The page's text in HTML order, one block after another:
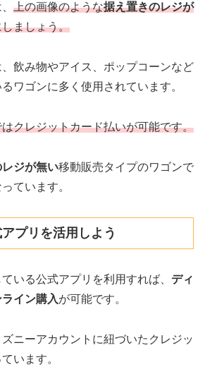
上の画像のような据え置きのレジが
ましょう。
飲み物やアイス、ポップコーンなど
ワゴンに多く使用されています。
クレジットカード払いが可能です。
ジが無い移動販売タイプのワゴンで
ています。
プリを活用しよう
いる公式アプリを利用すれば、 ディ
イン購入が可能です。
ニーアカウントに紐づいたクレジッ
います。